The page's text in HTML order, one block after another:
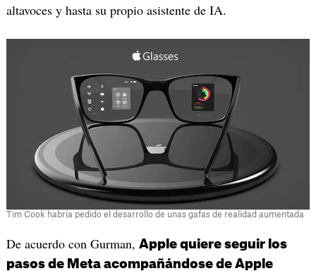
altavoces y hasta su propio asistente de IA.
Tim Cook habría pedido el desarrollo de unas gafas de realidad aumentada
De acuerdo con Gurman, Apple quiere seguir los
pasos de Meta acompañándose de Apple